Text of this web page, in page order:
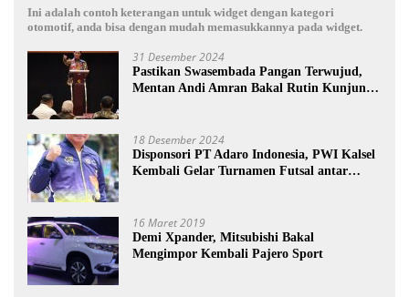
Ini adalah contoh keterangan untuk widget dengan kategori
otomotif, anda bisa dengan mudah memasukkannya pada widget.
31 Desember 2024
Pastikan Swasembada Pangan Terwujud,
Mentan Andi Amran Bakal Rutin Kunjungi
18 Desember 2024
Disponsori PT Adaro Indonesia, PWI Kalsel
Kembali Gelar Turnamen Futsal antar
16 Maret 2019
Demi Xpander, Mitsubishi Bakal
Mengimpor Kembali Pajero Sport